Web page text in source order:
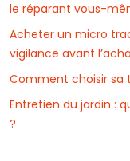
le réparant vous-
Acheter un micro
vigilance avant
Comment choisir sa
Entretien du jardin :
?